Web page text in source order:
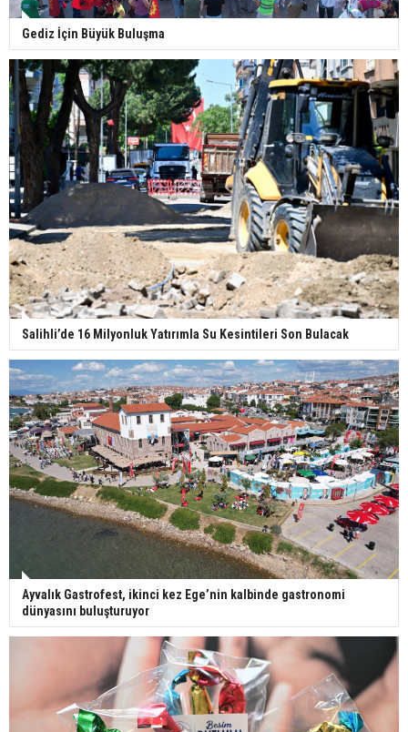
Gediz İçin Büyük Buluşma
Salihli’de 16 Milyonluk Yatırımla Su Kesintileri Son Bulacak
Ayvalık Gastrofest, ikinci kez Ege’nin kalbinde gastronomi
dünyasını buluşturuyor